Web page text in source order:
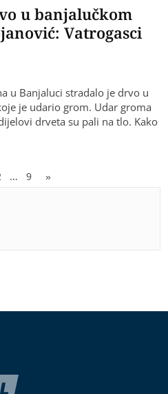
u banjalučkom
Vatrogasci
u Banjaluci stradalo je drvo u
je udario grom. Udar groma
drveta su pali na tlo. Kako
… 9 »